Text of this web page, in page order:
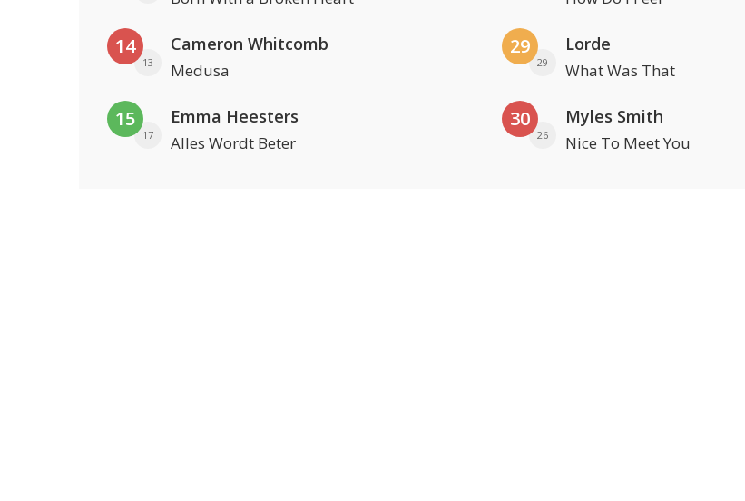
14
13
Cameron Whitcomb
Medusa
15
17
Emma Heesters
Alles Wordt Beter
29
29
Lorde
What Was That
30
26
Myles Smith
Nice To Meet You